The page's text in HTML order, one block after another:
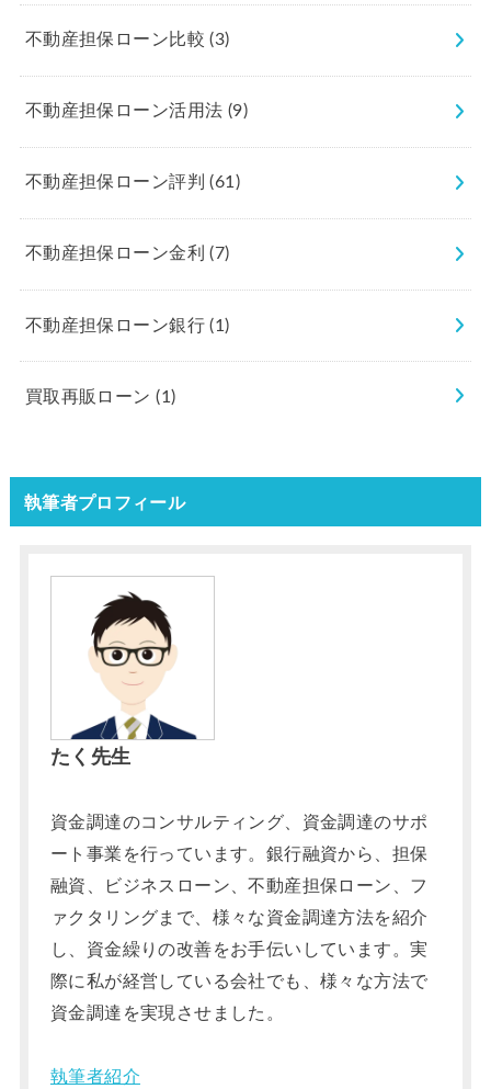
不動産担保ローン比較(3)
不動産担保ローン活用法 (9)
不動産担保ローン評判(61)
不動産担保ローン金利(7)
不動産担保ローン銀行(1)
買取再販ローン(1)
執筆者プロフィール
たく先生
資金調達のコンサルティング、資金調達のサポ
ート事業を行っています。銀行融資から、担保
融資、ビジネスローン、不動産担保ローン、フ
ァクタリングまで、様々な資金調達方法を紹介
し、資金繰りの改善をお手伝いしています。実
際に私が経営している会社でも、様々な方法で
資金調達を実現させました。
執筆者紹介